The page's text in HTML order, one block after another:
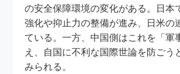
の安全保障環境の変化がある。日本
強化や抑止力の整備が進み、日米の
ている。一方、中国側はこれを「軍
え、自国に不利な国際世論を防ごう
みられる。